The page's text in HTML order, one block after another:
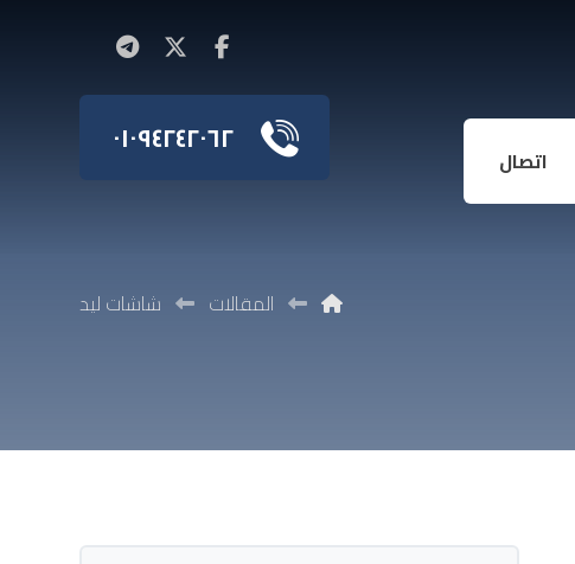
اتصال
٠١٠٩٤٢٤٢٠٦٢
المقالات شاشات ليد